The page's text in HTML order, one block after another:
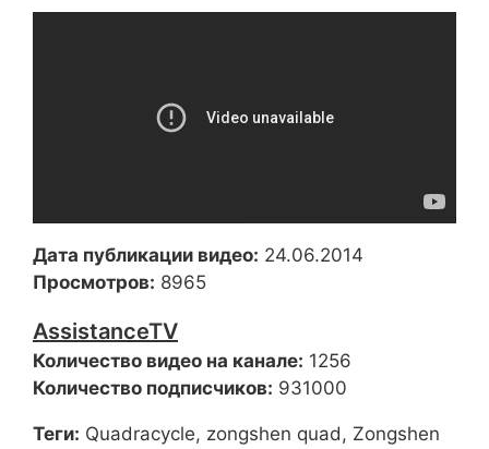
Дата публикации видео: 24.06.2014
Просмотров: 8965
AssistanceTV
Количество видео на канале: 1256
Количество подписчиков: 931000
Теги: Quadracycle, zongshen quad, Zongshen